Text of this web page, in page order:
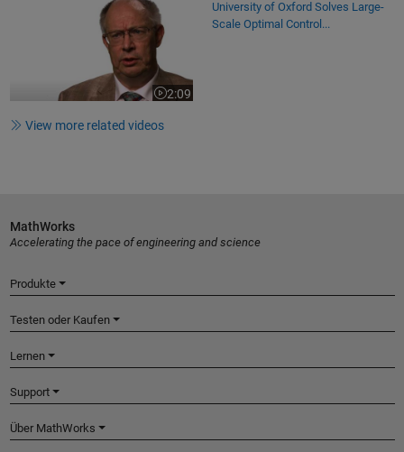
2:09
Video length is 2:09
University of Oxford Solves Large-
Scale Optimal Control...
View more related videos
MathWorks
Accelerating the pace of engineering and science
Produkte
Testen oder Kaufen
Lernen
Support
Über MathWorks